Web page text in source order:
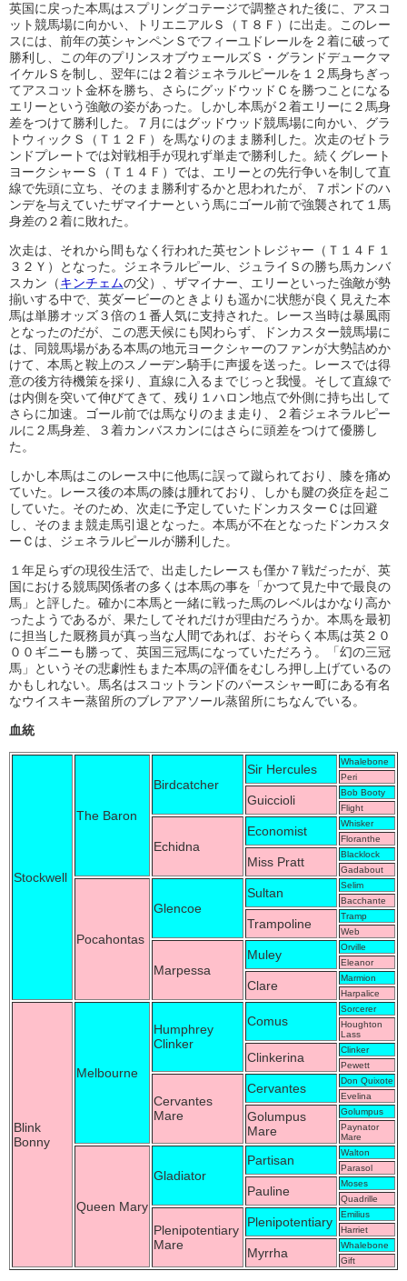
英国に戻った本馬はスプリングコテージで調整された後に、アスコ
ット競馬場に向かい、トリエニアルＳ（Ｔ８Ｆ）に出走。このレー
スには、前年の英シャンペンＳでフィーユドレールを２着に破って
勝利し、この年のプリンスオブウェールズＳ・グランドデュークマ
イケルＳを制し、翌年には２着ジェネラルピールを１２馬身ちぎっ
てアスコット金杯を勝ち、さらにグッドウッドＣを勝つことになる
エリーという強敵の姿があった。しかし本馬が２着エリーに２馬身
差をつけて勝利した。７月にはグッドウッド競馬場に向かい、グラ
トウィックＳ（Ｔ１２Ｆ）を馬なりのまま勝利した。次走のゼトラ
ンドプレートでは対戦相手が現れず単走で勝利した。続くグレート
ヨークシャーＳ（Ｔ１４Ｆ）では、エリーとの先行争いを制して直
線で先頭に立ち、そのまま勝利するかと思われたが、７ポンドのハ
ンデを与えていたザマイナーという馬にゴール前で強襲されて１馬
身差の２着に敗れた。
次走は、それから間もなく行われた英セントレジャー（Ｔ１４Ｆ１
３２Ｙ）となった。ジェネラルピール、ジュライＳの勝ち馬カンバ
スカン（キンチェムの父）、ザマイナー、エリーといった強敵が勢
揃いする中で、英ダービーのときよりも遥かに状態が良く見えた本
馬は単勝オッズ３倍の１番人気に支持された。レース当時は暴風雨
となったのだが、この悪天候にも関わらず、ドンカスター競馬場に
は、同競馬場がある本馬の地元ヨークシャーのファンが大勢詰めか
けて、本馬と鞍上のスノーデン騎手に声援を送った。レースでは得
意の後方待機策を採り、直線に入るまでじっと我慢。そして直線で
は内側を突いて伸びてきて、残り１ハロン地点で外側に持ち出して
さらに加速。ゴール前では馬なりのまま走り、２着ジェネラルピー
ルに２馬身差、３着カンバスカンにはさらに頭差をつけて優勝し
た。
しかし本馬はこのレース中に他馬に誤って蹴られており、膝を痛め
ていた。レース後の本馬の膝は腫れており、しかも腱の炎症を起こ
していた。そのため、次走に予定していたドンカスターＣは回避
し、そのまま競走馬引退となった。本馬が不在となったドンカスタ
ーＣは、ジェネラルピールが勝利した。
１年足らずの現役生活で、出走したレースも僅か７戦だったが、英
国における競馬関係者の多くは本馬の事を「かつて見た中で最良の
馬」と評した。確かに本馬と一緒に戦った馬のレベルはかなり高か
ったようであるが、果たしてそれだけが理由だろうか。本馬を最初
に担当した厩務員が真っ当な人間であれば、おそらく本馬は英２０
００ギニーも勝って、英国三冠馬になっていただろう。「幻の三冠
馬」というその悲劇性もまた本馬の評価をむしろ押し上げているの
かもしれない。馬名はスコットランドのパースシャー町にある有名
なウイスキー蒸留所のブレアアソール蒸留所にちなんでいる。
血統
Stockwell
The Baron
Birdcatcher
Sir Hercules
Whalebone
Peri
Guiccioli
Bob Booty
Flight
Echidna
Economist
Whisker
Floranthe
Miss Pratt
Blacklock
Gadabout
Pocahontas
Glencoe
Sultan
Selim
Bacchante
Trampoline
Tramp
Web
Marpessa
Muley
Orville
Eleanor
Clare
Marmion
Harpalice
Blink
Bonny
Melbourne
Humphrey
Clinker
Comus
Sorcerer
Houghton
Lass
Clinkerina
Clinker
Pewett
Cervantes
Mare
Cervantes
Don Quixote
Evelina
Golumpus
Mare
Golumpus
Paynator
Mare
Queen Mary
Gladiator
Partisan
Walton
Parasol
Pauline
Moses
Quadrille
Plenipotentiary
Mare
Plenipotentiary
Emilius
Harriet
Myrrha
Whalebone
Gift